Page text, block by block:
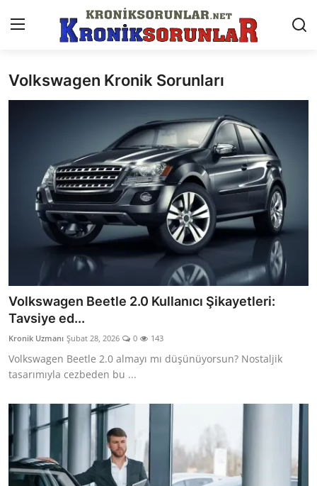
Anasayfa
Trafik & Cezalar
Sigorta & Kasko
Vergi & ÖTV & MTV
Muayene & Ruhsat
Sorgulamalar
İkinci El & Alım-Satım
Bakım & Arıza Çözümleri
Elektrikli & Hibrit
Kiralama & Filo
Sürüş & Güvenlik
Volkswagen Kronik Sorunları
Volkswagen Beetle 2.0 Kullanıcı Şikayetleri:
Tavsiye ed...
Kronik Uzmanı Şubat 28, 2026 0 143
Volkswagen Beetle 2.0 almayı mı düşünüyorsun? Nostaljik
tasarımıyla cezbeden bu ...